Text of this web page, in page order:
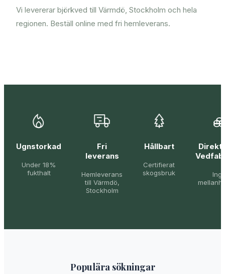
Vi levererar björkved till Värmdö, Stockholm och hela
regionen. Beställ online med fri hemleverans.
Ugnstorkad
Under 18%
fukthalt
Fri
leverans
Hemleverans
till Värmdö,
Stockholm
Hållbart
Certifierat
skogsbruk
Direkt
Populära sökningar